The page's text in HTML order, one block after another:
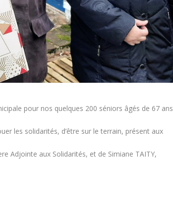
pour nos quelques 200 séniors âgés de 67 ans
les solidarités, d’être sur le terrain, présent aux
Adjointe aux Solidarités, et de Simiane TAITY,